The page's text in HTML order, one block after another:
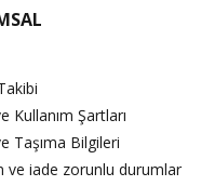
Kullanım Şartları
Taşıma Bilgileri
ve iade zorunlu durumlar